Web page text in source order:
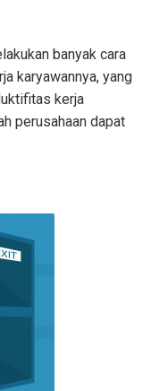
banyak cara
karyawannya, yang
kerja
perusahaan dapat